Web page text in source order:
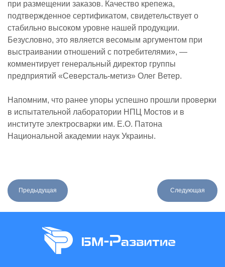
при размещении заказов. Качество крепежа,
подтвержденное сертификатом, свидетельствует о
стабильно высоком уровне нашей продукции.
Безусловно, это является весомым аргументом при
выстраивании отношений с потребителями», —
комментирует генеральный директор группы
предприятий «Северсталь-метиз» Олег Ветер.
Напомним, что ранее упоры успешно прошли проверки
в испытательной лаборатории НПЦ Мостов и в
институте электросварки им. Е.О. Патона
Национальной академии наук Украины.
Предыдущая Следующая